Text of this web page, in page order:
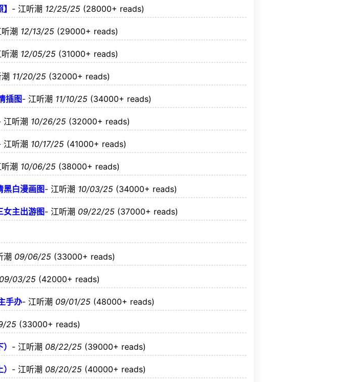
- 江听潮 12/25/25 (28000+ reads)
潮 12/13/25 (29000+ reads)
潮 12/05/25 (31000+ reads)
11/20/25 (32000+ reads)
插图- 江听潮 11/10/25 (34000+ reads)
江听潮 10/26/25 (32000+ reads)
江听潮 10/17/25 (41000+ reads)
潮 10/06/25 (38000+ reads)
黑白漫画图- 江听潮 10/03/25 (34000+ reads)
女主出游图- 江听潮 09/22/25 (37000+ reads)
潮 09/06/25 (33000+ reads)
09/03/25 (42000+ reads)
手办- 江听潮 09/01/25 (48000+ reads)
25 (33000+ reads)
- 江听潮 08/22/25 (39000+ reads)
- 江听潮 08/20/25 (40000+ reads)